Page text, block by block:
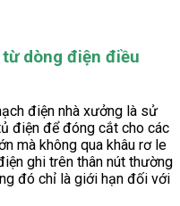
dòng điện điều
điện nhà xưởng là sử
điện để đóng cắt cho các
mà không qua khâu rơ le
ghi trên thân nút thường
đó chỉ là giới hạn đối với